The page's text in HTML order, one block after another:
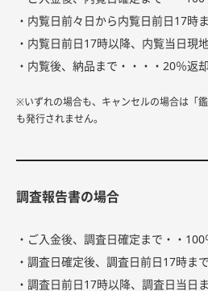
・内覧日前々日から内覧日前日17時
・内覧日前日17時以降、内覧当日現
・内覧後、納品まで・・・・20％返却
※いずれの場合も、キャンセルの場合は「
も発行されません。
調査報告書の場合
・ご入金後、調査日確定まで・・100
・調査日確定後、調査日前日17時ま
・調査日前日17時以降、調査日当日